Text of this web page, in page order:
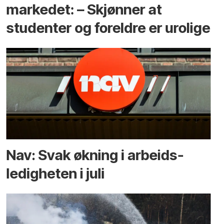
markedet: – Skjønner at
studenter og foreldre er urolige
Nav: Svak økning i arbeids­
ledigheten i juli